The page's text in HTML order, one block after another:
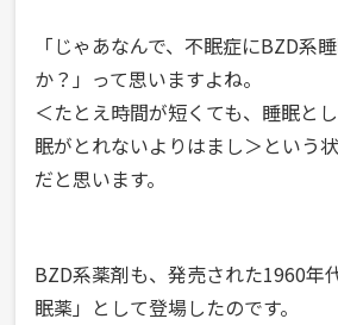
「じゃあなんで、不眠症にBZD系
か？」って思いますよね。
＜たとえ時間が短くても、睡眠と
眠がとれないよりはまし＞という
だと思います。
BZD系薬剤も、発売された1960年
眠薬」として登場したのです。